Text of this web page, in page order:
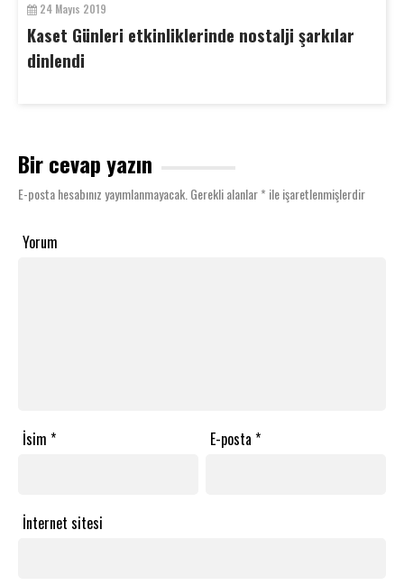
24 Mayıs 2019
Kaset Günleri etkinliklerinde nostalji şarkılar
dinlendi
Bir cevap yazın
E-posta hesabınız yayımlanmayacak. Gerekli alanlar* ile işaretlenmişlerdir
Yorum
İsim * E-posta*
İnternet sitesi